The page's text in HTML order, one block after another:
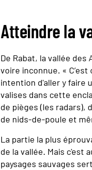
Atteindre la
De Rabat, la vallée
voire inconnue. «
intention d'aller y faire
valises dans cette
de pièges (les radars),
de nids-de-poule et
La partie la plus
de la vallée. Mais c'est
paysages sauvages